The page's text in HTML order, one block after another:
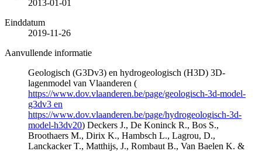
2013-01-01
Einddatum
2019-11-26
Aanvullende informatie
Geologisch (G3Dv3) en hydrogeologisch (H3D) 3D-
lagenmodel van Vlaanderen (
https://www.dov.vlaanderen.be/page/geologisch-3d-model-
g3dv3 en
https://www.dov.vlaanderen.be/page/hydrogeologisch-3d-
model-h3dv20) Deckers J., De Koninck R., Bos S.,
Broothaers M., Dirix K., Hambsch L., Lagrou, D.,
Lanckacker T., Matthijs, J., Rombaut B., Van Baelen K. &